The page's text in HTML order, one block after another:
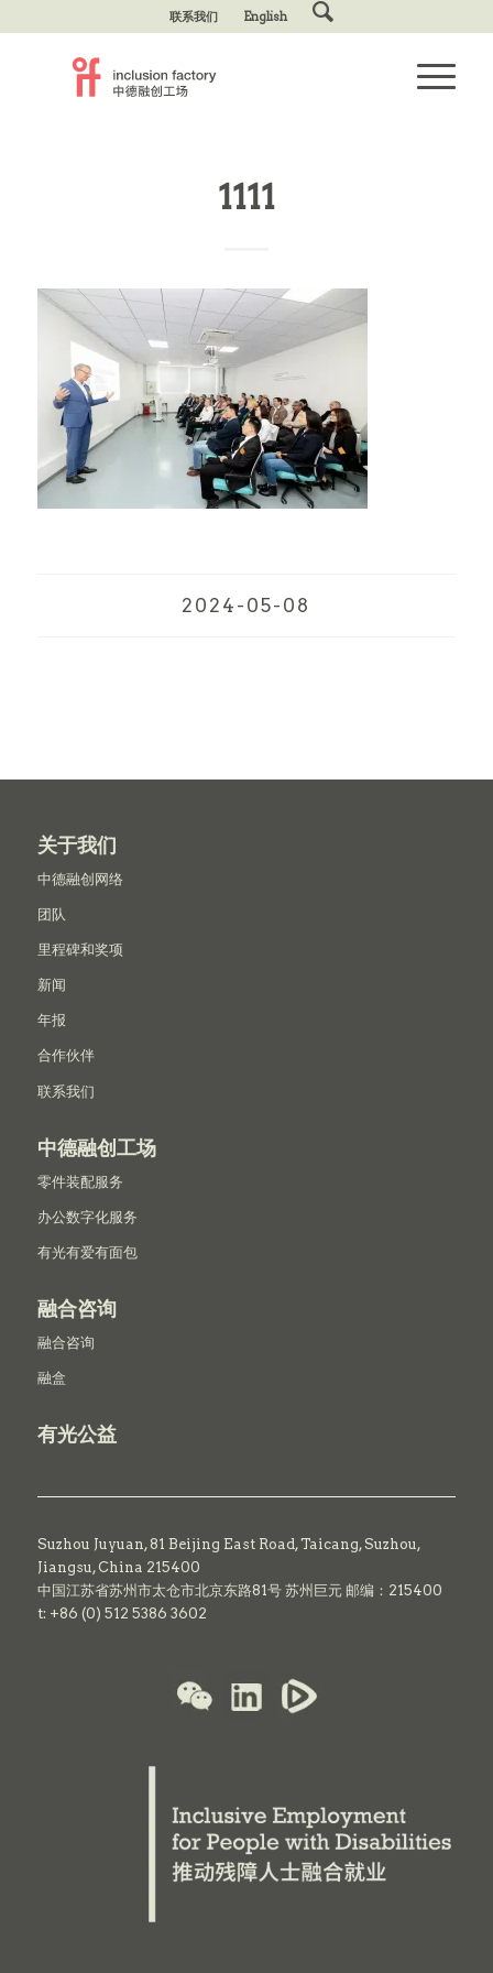
联系我们 English
1111
2024-05-08
关于我们
中德融创网络
团队
里程碑和奖项
新闻
年报
合作伙伴
联系我们
中德融创工场
零件装配服务
办公数字化服务
有光有爱有面包
融合咨询
融合咨询
融盒
有光公益
Suzhou Juyuan, 81 Beijing East Road,Taicang,Suzhou,
Jiangsu, China 215400
中国江苏省苏州市太仓市北京东路81号 苏州巨元 邮编：215400
t: +86 (0) 512 5386 3602